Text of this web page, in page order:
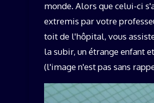
monde. Alors que celui-ci
extremis par votre
toit de l'hôpital, vous
la subir, un étrange enfant
(l'image n'est pas sans